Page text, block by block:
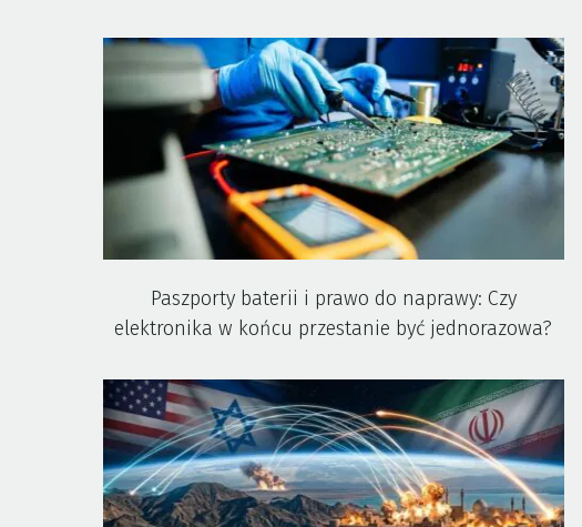
Paszporty baterii i prawo do naprawy: Czy
elektronika w końcu przestanie być jednorazowa?